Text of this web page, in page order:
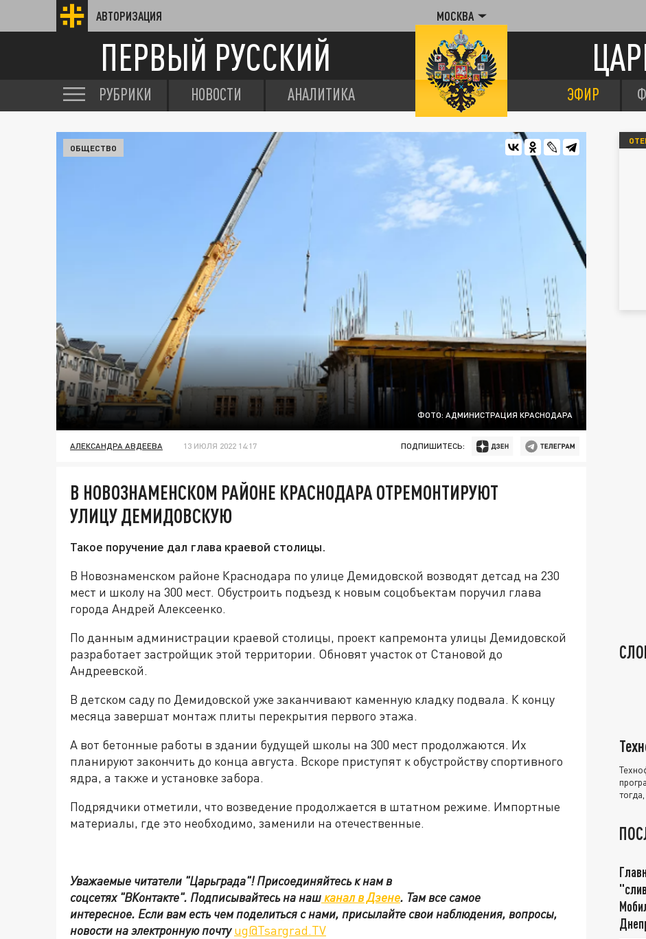
АВТОРИЗАЦИЯ МОСКВА
ПЕРВЫЙ РУССКИЙ
РУБРИКИ НОВОСТИ АНАЛИТИКА ЭФИР
ФОТО: АДМИНИСТРАЦИЯ КРАСНОДАРА
ОБЩЕСТВО
АЛЕКСАНДРА АВДЕЕВА 13 ИЮЛЯ 2022 14:17 ПОДПИШИТЕСЬ:
В НОВОЗНАМЕНСКОМ РАЙОНЕ КРАСНОДАРА ОТРЕМОНТИРУЮТ
УЛИЦУ ДЕМИДОВСКУЮ
Такое поручение дал глава краевой столицы.
В Новознаменском районе Краснодара по улице Демидовской возводят детсад на 230
мест и школу на 300 мест. Обустроить подъезд к новым соцобъектам поручил глава
города Андрей Алексеенко.
По данным администрации краевой столицы, проект капремонта улицы Демидовской
разработает застройщик этой территории. Обновят участок от Становой до
Андреевской.
В детском саду по Демидовской уже заканчивают каменную кладку подвала. К концу
месяца завершат монтаж плиты перекрытия первого этажа.
А вот бетонные работы в здании будущей школы на 300 мест продолжаются. Их
планируют закончить до конца августа. Вскоре приступят к обустройству спортивного
ядра, а также и установке забора.
Подрядчики отметили, что возведение продолжается в штатном режиме. Импортные
материалы, где это необходимо, заменили на отечественные.
Уважаемые читатели "Царьграда"!Присоединяйтесь к нам в
соцсетях"ВКонтакте". Подписывайтесь на нашканал в Дзене. Там все самое
интересное. Если вам есть чем поделиться с нами, присылайте свои наблюдения, вопросы,
новости на электронную почтуug@Tsargrad.TV